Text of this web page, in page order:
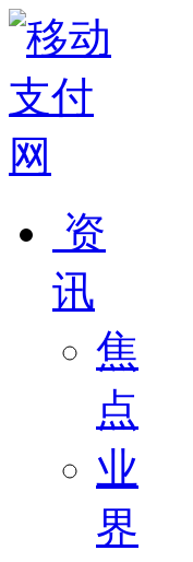
资
讯
焦
点
业
界